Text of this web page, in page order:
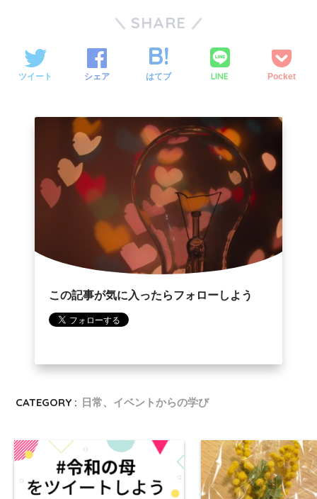
b
o
n
a
SHARE
ツイート シェア はてブ LINE Pocket
この記事が気に入ったらフォローしよう
CATEGORY : 日常、イベントからの学び